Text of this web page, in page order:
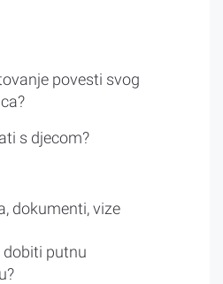
povesti svog
s djecom?
dokumenti, vize
dobiti putnu